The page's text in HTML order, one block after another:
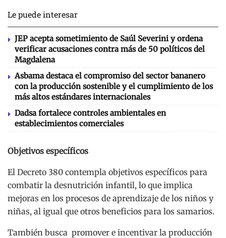
Le puede interesar
JEP acepta sometimiento de Saúl Severini y ordena
verificar acusaciones contra más de 50 políticos del
Magdalena
Asbama destaca el compromiso del sector bananero
con la producción sostenible y el cumplimiento de los
más altos estándares internacionales
Dadsa fortalece controles ambientales en
establecimientos comerciales
Objetivos específicos
El Decreto 380 contempla objetivos específicos para
combatir la desnutrición infantil, lo que implica
mejoras en los procesos de aprendizaje de los niños y
niñas, al igual que otros beneficios para los samarios.
También busca promover e incentivar la producción